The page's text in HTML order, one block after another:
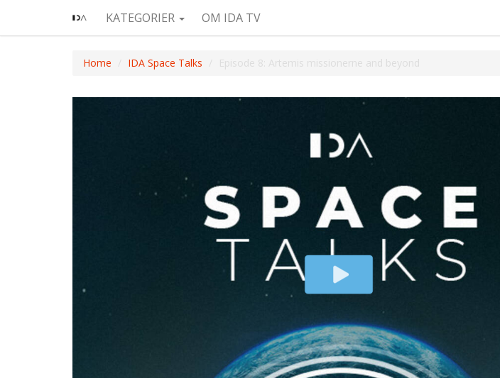
KATEGORIER OM IDA TV
Home IDA Space Talks Episode 8: Artemis missionerne and beyond